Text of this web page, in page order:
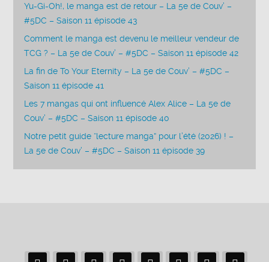
Yu-Gi-Oh!, le manga est de retour – La 5e de Couv’ –
#5DC – Saison 11 épisode 43
Comment le manga est devenu le meilleur vendeur de
TCG ? – La 5e de Couv’ – #5DC – Saison 11 épisode 42
La fin de To Your Eternity – La 5e de Couv’ – #5DC –
Saison 11 épisode 41
Les 7 mangas qui ont influencé Alex Alice – La 5e de
Couv’ – #5DC – Saison 11 épisode 40
Notre petit guide “lecture manga” pour l’été (2026) ! –
La 5e de Couv’ – #5DC – Saison 11 épisode 39